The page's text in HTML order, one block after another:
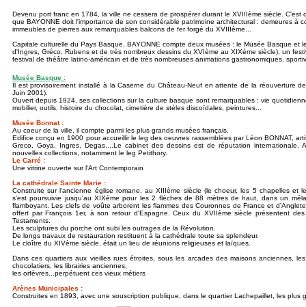
Devenu port franc en 1784, la ville ne cessera de prospérer durant le XVIIIème siècle. C'est
que BAYONNE doit l'importance de son considérable patrimoine architectural : demeures à
immeubles de pierres aux remarquables balcons de fer forgé du XVIIIème...
Capitale culturelle du Pays Basque, BAYONNE compte deux musées : le Musée Basque et
d'Ingres, Gréco, Rubens et de très nombreux dessins du XVIème au XIXème siècle), un
festival de théâtre latino-américain et de très nombreuses animations gastronomiques,
Musée Basque :
Il est provisoirement installé à la Caserne du Château-Neuf en attente de la réouverture
Juin 2001).
Ouvert depuis 1924, ses collections sur la culture basque sont remarquables : vie
mobilier, outils, histoire du chocolat, cimetière de stèles discoïdales, peintures...
Musée Bonnat :
Au coeur de la ville, il compte parmi les plus grands musées français.
Edifice conçu en 1900 pour accueillir le leg des oeuvres rassemblées par Léon BONNAT,
Greco, Goya, Ingres, Degas....Le cabinet des dessins est de réputation internationale.
nouvelles collections, notamment le leg Petithory.
Le Carré :
Une vitrine ouverte sur l'Art Contemporain
La cathédrale Sainte Marie :
Construite sur l'ancienne église romane, au XIIIème siècle (le choeur, les 5 chapelles et
s'est poursuivie jusqu'au XIXème pour les 2 flèches de 88 mètres de haut, dans un
flamboyant. Les clefs de voûte arborent les flammes des Couronnes de France et
offert par François 1er, à son retour d'Espagne. Ceux du XVIIème siècle présentent
Testaments.
Les sculptures du porche ont subi les outrages de la Révolution.
De longs travaux de restauration restituent à la cathédrale toute sa splendeur.
Le cloître du XIVème siècle, était un lieu de réunions religieuses et laïques.
Dans ces quartiers aux vieilles rues étroites, sous les arcades des maisons anciennes,
chocolatiers, les librairies anciennes,
les orfèvres...perpétuent ces vieux métiers
Arènes Municipales :
Construites en 1893, avec une souscription publique, dans le quartier Lachepaillet, les plus